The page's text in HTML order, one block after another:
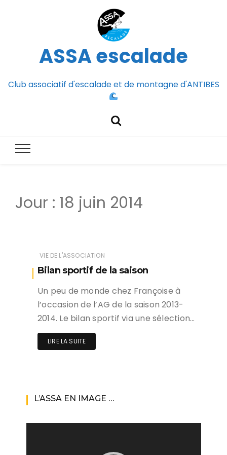
ASSA escalade
Club associatif d'escalade et de montagne d'ANTIBES
Jour : 18 juin 2014
VIE DE L'ASSOCIATION
Bilan sportif de la saison
Un peu de monde chez Françoise à
l’occasion de l’AG de la saison 2013-
2014. Le bilan sportif via une sélection…
LIRE LA SUITE
L’ASSA EN IMAGE …